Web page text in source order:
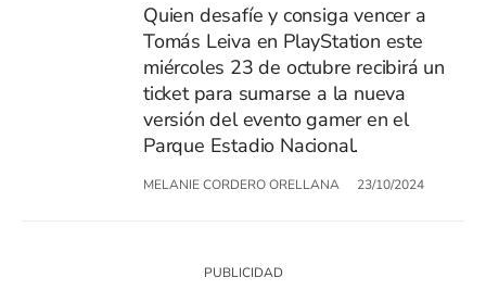
Quien desafíe y consiga vencer a
Tomás Leiva en PlayStation este
miércoles 23 de octubre recibirá un
ticket para sumarse a la nueva
versión del evento gamer en el
Parque Estadio Nacional.
MELANIE CORDERO ORELLANA 23/10/2024